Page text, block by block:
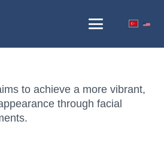
to achieve a more vibrant,
through facial